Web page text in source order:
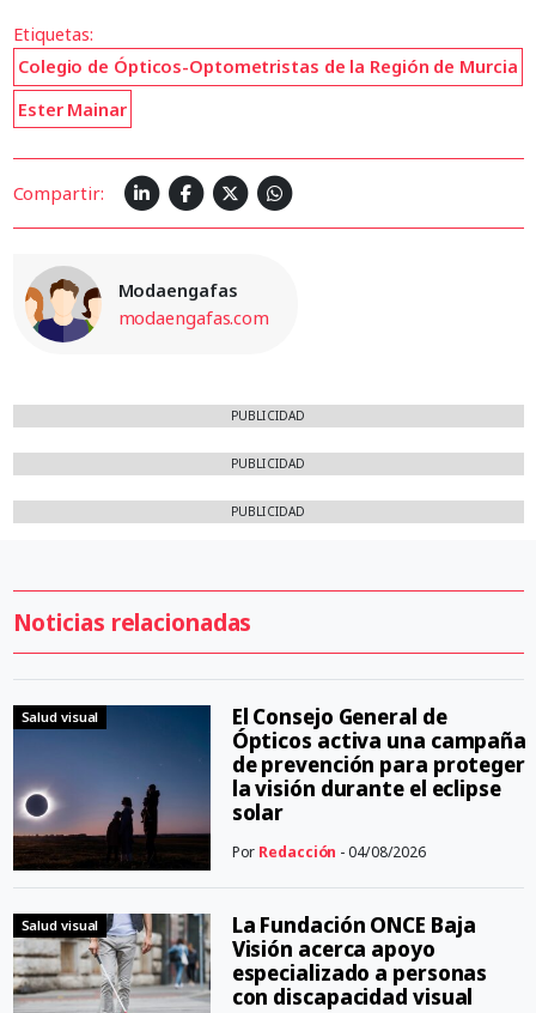
Etiquetas:
Colegio de Ópticos-Optometristas de la Región de Murcia
Ester Mainar
Compartir:
Modaengafas
modaengafas.com
PUBLICIDAD
PUBLICIDAD
PUBLICIDAD
Noticias relacionadas
Salud visual
El Consejo General de
Ópticos activa una campaña
de prevención para proteger
la visión durante el eclipse
solar
Por Redacción - 04/08/2026
Salud visual
La Fundación ONCE Baja
Visión acerca apoyo
especializado a personas
con discapacidad visual